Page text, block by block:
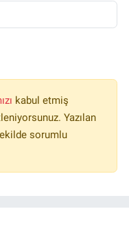
kabul etmiş
Yazılan
sorumlu